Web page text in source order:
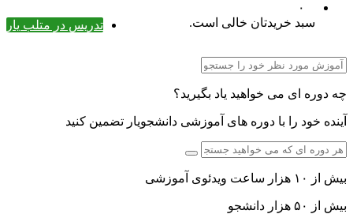
۰
تدریس در متلب یار
سبد خریدتان خالی است.
چه دوره ای می خواهید یاد بگیرید؟
آینده خود را با دوره های آموزشی دانشجویار تضمین کنید
بیش از ۱۰ هزار ساعت ویدئوی آموزشی
بیش از ۵۰ هزار دانشجو